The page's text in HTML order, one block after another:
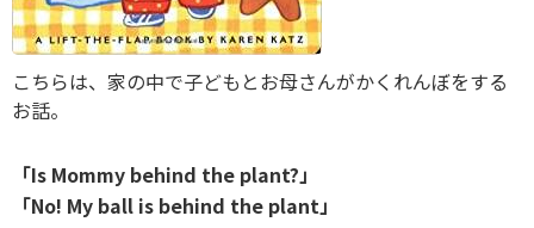
こちらは、家の中で子どもとお母さんがかくれんぼをする
お話。
「Is Mommy behind the plant?」
「No! My ball is behind the plant」